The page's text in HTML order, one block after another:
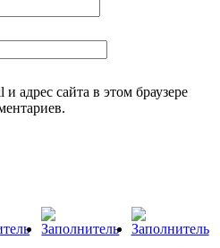
адрес сайта в этом браузере